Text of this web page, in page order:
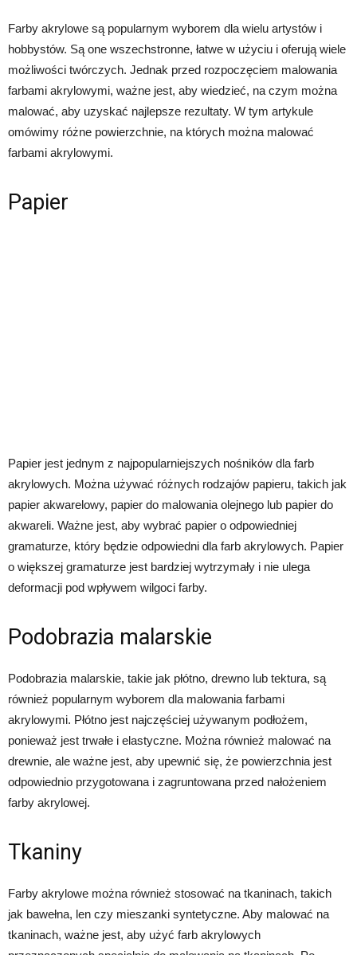
Farby akrylowe są popularnym wyborem dla wielu artystów i
hobbystów. Są one wszechstronne, łatwe w użyciu i oferują wiele
możliwości twórczych. Jednak przed rozpoczęciem malowania
farbami akrylowymi, ważne jest, aby wiedzieć, na czym można
malować, aby uzyskać najlepsze rezultaty. W tym artykule
omówimy różne powierzchnie, na których można malować
farbami akrylowymi.
Papier
Papier jest jednym z najpopularniejszych nośników dla farb
akrylowych. Można używać różnych rodzajów papieru, takich jak
papier akwarelowy, papier do malowania olejnego lub papier do
akwareli. Ważne jest, aby wybrać papier o odpowiedniej
gramaturze, który będzie odpowiedni dla farb akrylowych. Papier
o większej gramaturze jest bardziej wytrzymały i nie ulega
deformacji pod wpływem wilgoci farby.
Podobrazia malarskie
Podobrazia malarskie, takie jak płótno, drewno lub tektura, są
również popularnym wyborem dla malowania farbami
akrylowymi. Płótno jest najczęściej używanym podłożem,
ponieważ jest trwałe i elastyczne. Można również malować na
drewnie, ale ważne jest, aby upewnić się, że powierzchnia jest
odpowiednio przygotowana i zagruntowana przed nałożeniem
farby akrylowej.
Tkaniny
Farby akrylowe można również stosować na tkaninach, takich
jak bawełna, len czy mieszanki syntetyczne. Aby malować na
tkaninach, ważne jest, aby użyć farb akrylowych